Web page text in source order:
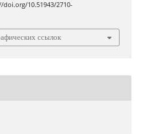
doi.org/10.51943/2710-
ссылок